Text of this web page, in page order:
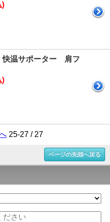
)
温サポーター 肩フ
)
25-27 / 27
ページの先頭へ戻る